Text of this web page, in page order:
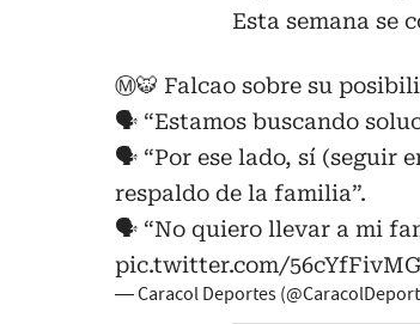
Esta semana se
Ⓜ️🐯 Falcao sobre su
🗣️ “Estamos buscando
🗣️ “Por ese lado, sí (seguir
respaldo de la familia”.
🗣️ “No quiero llevar a mi
pic.twitter.com/56cYfFivMG
— Caracol Deportes